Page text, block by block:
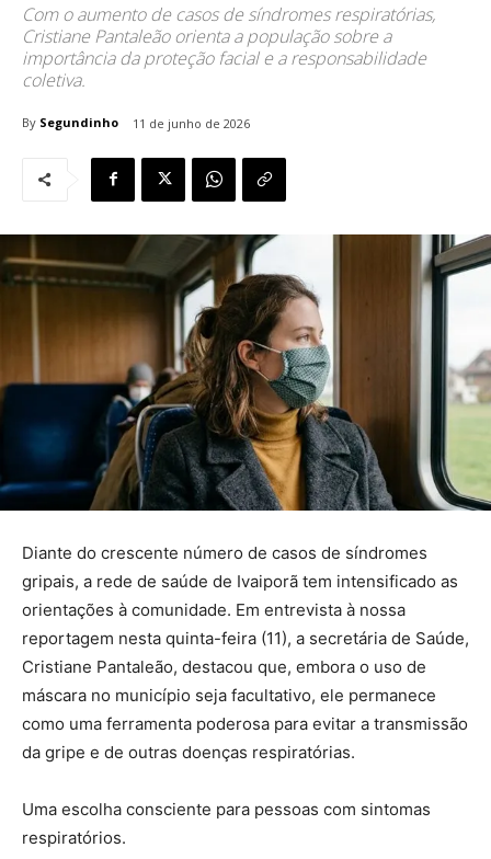
Com o aumento de casos de síndromes respiratórias,
Cristiane Pantaleão orienta a população sobre a
importância da proteção facial e a responsabilidade
coletiva.
By Segundinho 11 de junho de 2026
Diante do crescente número de casos de síndromes
gripais, a rede de saúde de Ivaiporã tem intensificado as
orientações à comunidade. Em entrevista à nossa
reportagem nesta quinta-feira (11), a secretária de Saúde,
Cristiane Pantaleão, destacou que, embora o uso de
máscara no município seja facultativo, ele permanece
como uma ferramenta poderosa para evitar a transmissão
da gripe e de outras doenças respiratórias.
Uma escolha consciente para pessoas com sintomas
respiratórios.